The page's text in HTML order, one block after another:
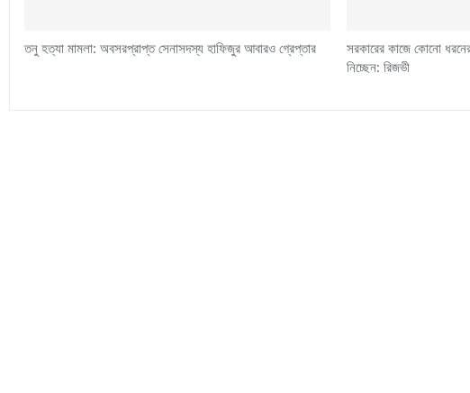
তনু হত্যা মামলা: অবসরপ্রাপ্ত সেনাসদস্য হাফিজুর আবারও গ্রেপ্তার
সরকারের কাজে কোনো
নিচ্ছেন: রিজভী